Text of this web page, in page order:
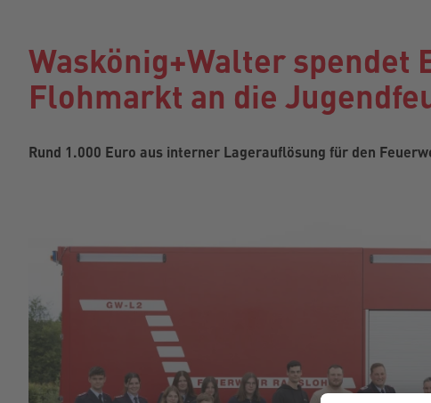
Waskönig+Walter spendet
Flohmarkt an die
Rund 1.000 Euro aus interner Lagerauflösung für den